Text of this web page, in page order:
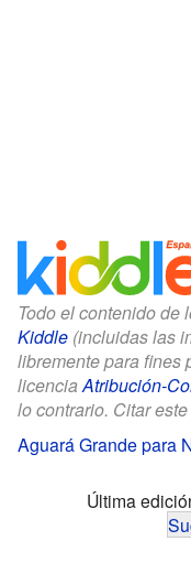
Todo el contenido de
Kiddle (incluidas las
libremente para fines
licenciaAtribución-
lo contrario. Citar
Aguará Grande para
Última